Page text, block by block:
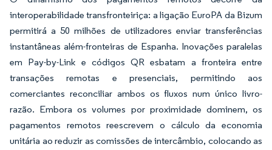
interoperabilidade transfronteiriça: a ligação EuroPA da Bizum
permitirá a 50 milhões de utilizadores enviar transferências
instantâneas além-fronteiras de Espanha. Inovações paralelas
em Pay-by-Link e códigos QR esbatam a fronteira entre
transações remotas e presenciais, permitindo aos
comerciantes reconciliar ambos os fluxos num único livro-
razão. Embora os volumes por proximidade dominem, os
pagamentos remotos reescrevem o cálculo da economia
unitária ao reduzir as comissões de intercâmbio, colocando as